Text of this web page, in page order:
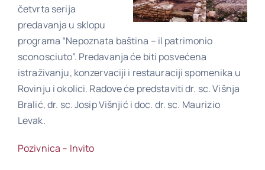
Kontakt
četvrta serija
predavanja u sklopu
programa “Nepoznata baština – il patrimonio
sconosciuto”. Predavanja će biti posvećena
istraživanju, konzervaciji i restauraciji spomenika u
Rovinju i okolici. Radove će predstaviti dr. sc. Višnja
Bralić, dr. sc. Josip Višnjić i doc. dr. sc. Maurizio
Levak.
Pozivnica – Invito